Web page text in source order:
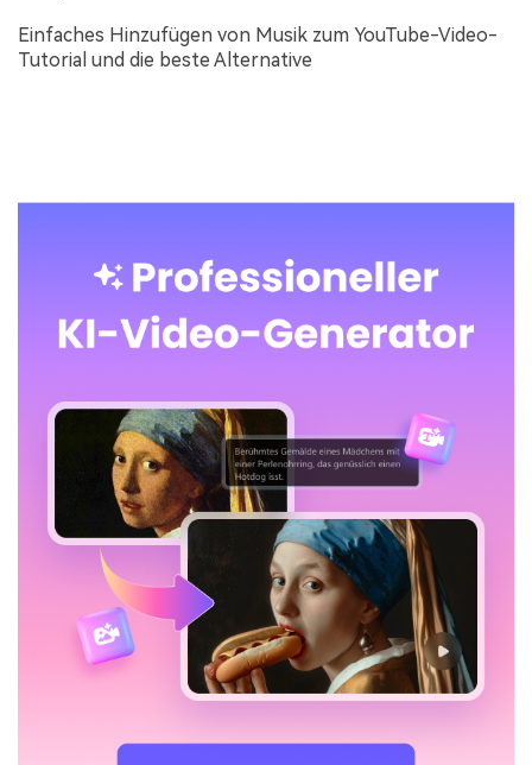
Einfaches Hinzufügen von Musik zum YouTube-Video-
Tutorial und die beste Alternative